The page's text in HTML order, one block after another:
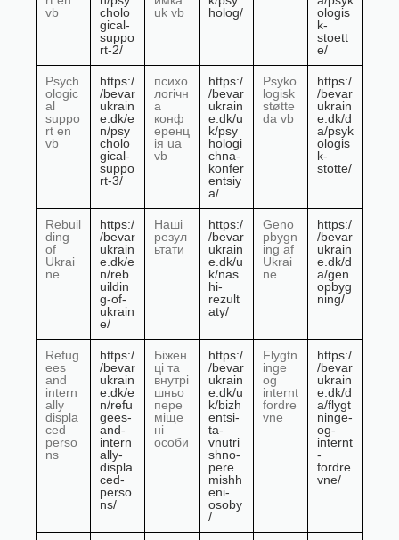
vb
cholo
gical-
suppo
rt-2/
uk vb
holog/
ologis
k-
stoett
e/
Psych
ologic
al
suppo
rt en
vb
https:/
/bevar
ukrain
e.dk/e
n/psy
cholo
gical-
suppo
rt-3/
психо
логічн
а
конф
еренц
ія ua
vb
https:/
/bevar
ukrain
e.dk/u
k/psy
hologi
chna-
konfer
entsiy
a/
Psyko
logisk
støtte
da vb
https:/
/bevar
ukrain
e.dk/d
a/psyk
ologis
k-
stotte/
Rebuil
ding
of
Ukrai
ne
https:/
/bevar
ukrain
e.dk/e
n/reb
uildin
g-of-
ukrain
e/
Наші
резул
ьтати
https:/
/bevar
ukrain
e.dk/u
k/nas
hi-
rezult
aty/
Geno
pbygn
ing af
Ukrai
ne
https:/
/bevar
ukrain
e.dk/d
a/gen
opbyg
ning/
Refug
ees
and
intern
ally
displa
ced
perso
ns
https:/
/bevar
ukrain
e.dk/e
n/refu
gees-
and-
intern
ally-
displa
ced-
perso
ns/
Біжен
ці та
внутрі
шньо
пере
міще
ні
особи
https:/
/bevar
ukrain
e.dk/u
k/bizh
entsi-
ta-
vnutri
shno-
pere
mishh
eni-
osoby
/
Flygtn
inge
og
internt
fordre
vne
https:/
/bevar
ukrain
e.dk/d
a/flygt
ninge-
og-
internt
-
fordre
vne/